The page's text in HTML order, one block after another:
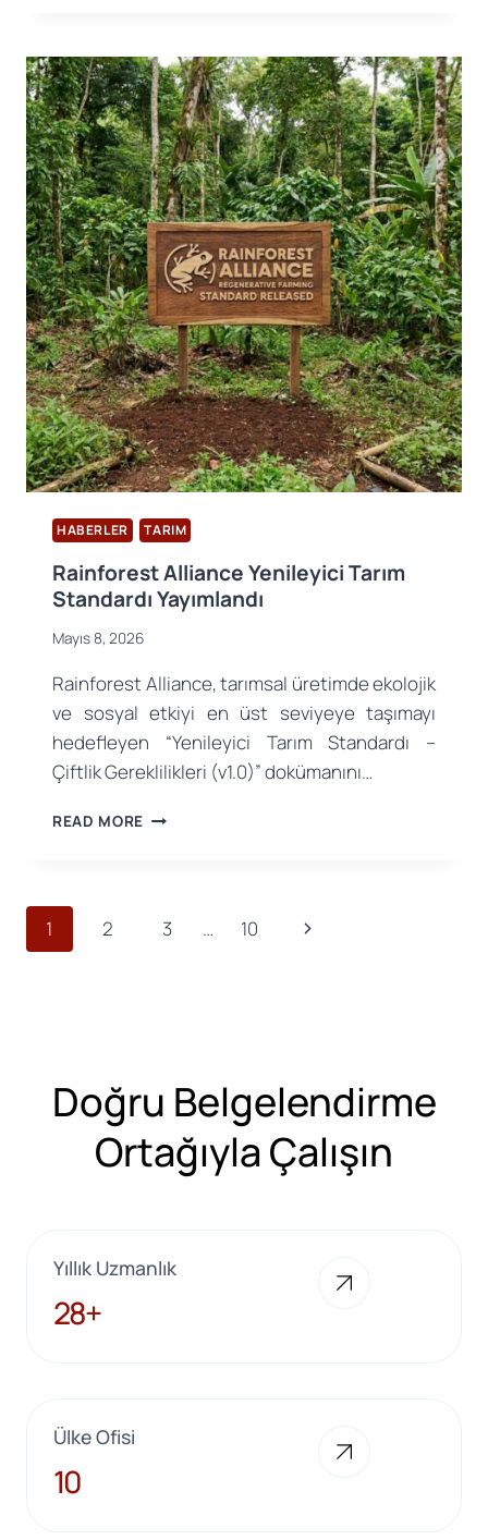
SÜRDÜRÜLEBILIRLIK
VIZYONU:
ORDU
VE
RIZE’DEKI
ETKINLIKLERIMIZ
TAMAMLANDI
HABERLER TARIM
Rainforest Alliance Yenileyici Tarım
Standardı Yayımlandı
Mayıs 8, 2026
Rainforest Alliance, tarımsal üretimde ekolojik
ve sosyal etkiyi en üst seviyeye taşımayı
hedefleyen “Yenileyici Tarım Standardı –
Çiftlik Gereklilikleri (v1.0)” dokümanını…
READ MORE RAINFOREST
YAYIMLANDI
Page
1 2 3 … 10
Next
Doğru Belgelendirme
Ortağıyla Çalışın
Yıllık Uzmanlık
28+
28+
Ülke Ofisi
10
10